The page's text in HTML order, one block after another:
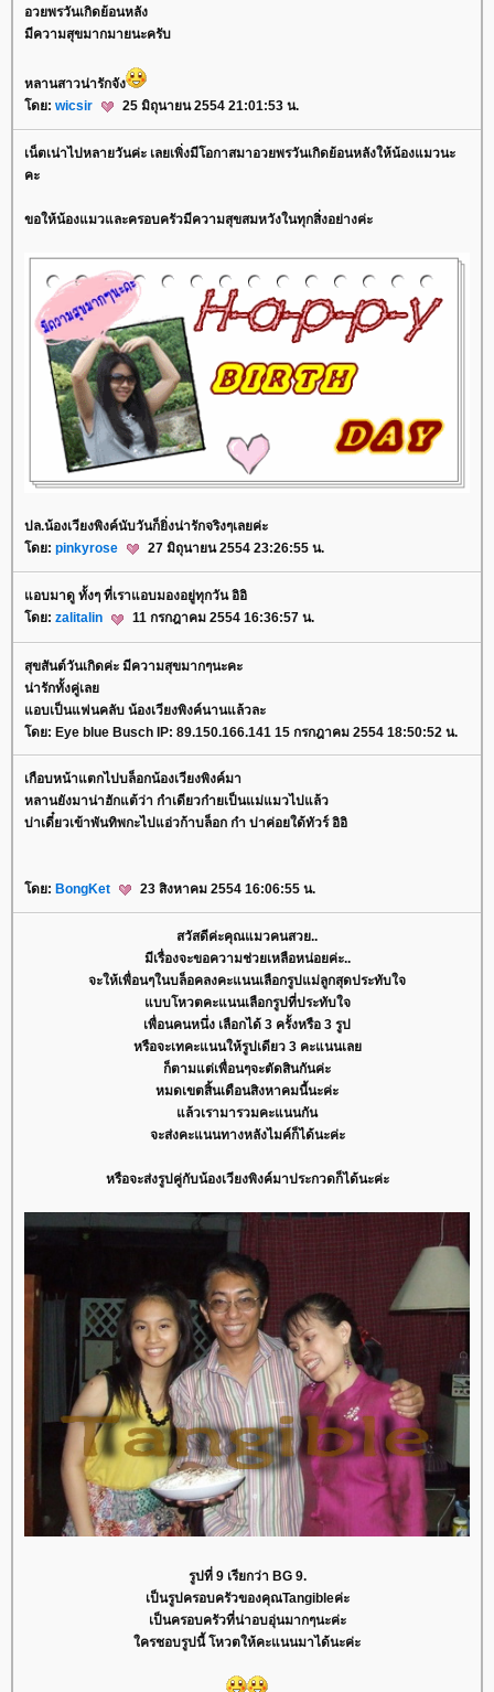
อวยพรวันเกิดย้อนหลัง
มีความสุขมากมายนะครับ
หลานสาวน่ารักจัง
ดย: wicsir 25 มิถุนายน 2554 21:01:53 น.
เน็ตเน่าไปหลายวันค่ะ เลยเพิ่งมีโอกาสมาอวยพรวันเกิดย้อนหลังให้น้องแมวนะ
คะ
ขอให้น้องแมวและครอบครัวมีความสุขสมหวังในทุกสิ่งอย่างค่ะ
ปล.น้องเวียงพิงค์นับวันก็ยิ่งน่ารักจริงๆเลยค่ะ
ดย: pinkyrose 27 มิถุนายน 2554 23:26:55 น.
อบมาดู ทั้งๆ ที่เราแอบมองอยู่ทุกวัน อิอิ
ดย: zalitalin 11 กรกฎาคม 2554 16:36:57 น.
สุขสันต์วันเกิดค่ะ มีความสุขมากๆนะคะ
น่ารักทั้งคู่เล
อบเป็นแฟนคลับ น้องเวียงพิงค์นานแล้วละ
ดย: Eye blue Busch IP: 89.150.166.141 15 กรกฎาคม 2554 18:50:52 น.
เกือบหน้าแตกไปบล็อกน้องเวียงพิงค์มา
หลานยังมาน่าฮักแต้ว่า กำเดียวก๋ายเป็นแม่แมวไปแล้ว
บ่าเดี๋ยวเข้าพันทิพกะไปแอ่วก้าบล็อก ก๋า บ่าค่อยใด้ทัวร์ อิอิ
ดย: BongKet 23 สิงหาคม 2554 16:06:55 น.
สวัสดีค่ะคุณแมวคนสวย..
มีเรื่องจะขอความช่วยเหลือหน่อยค่ะ..
จะให้เพื่อนๆในบล็อคลงคะแนนเลือกรูปแม่ลูกสุดประทับใจ
บบโหวตคะแนนเลือกรูปที่ประทับใจ
เพื่อนคนหนึ่ง เลือกได้ 3 ครั้งหรือ 3 รูป
หรือจะเทคะแนนให้รูปเดียว 3 คะแนนเล
ก็ตามแต่เพื่อนๆจะตัดสินกันค่ะ
หมดเขตสิ้นเดือนสิงหาคมนี้นะค่ะ
ล้วเรามารวมคะแนนกัน
จะส่งคะแนนทางหลังไมค์ก็ได้นะค่ะ
หรือจะส่งรูปคู่กับน้องเวียงพิงค์มาประกวดก็ได้นะค่ะ
รูปที่ 9 เรียกว่า BG 9.
เป็นรูปครอบครัวของคุณTangibleค่ะ
เป็นครอบครัวที่น่าอบอุ่นมากๆนะค่ะ
ครชอบรูปนี้ โหวตให้คะแนนมาได้นะค่ะ